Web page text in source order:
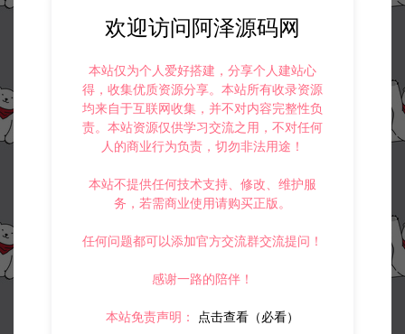
复
上一篇：
大话回合手游【精品西游】添加地煞星及世界BOSS刷新数量教程
下一篇：
欢迎访问阿泽源码网
本站仅为个人爱好搭建，分享个人建站心
得，收集优质资源分享。本站所有收录资源
均来自于互联网收集，并不对内容完整性负
责。本站资源仅供学习交流之用，不对任何
人的商业行为负责，切勿非法用途！
本站不提供任何技术支持、修改、维护服
务，若需商业使用请购买正版。
任何问题都可以添加官方交流群交流提问！
感谢一路的陪伴！
本站免责声明： 点击查看（必看）